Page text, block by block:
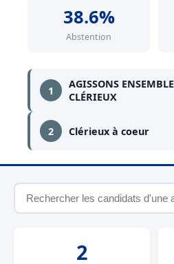
38.6%
Abstention
1
AGISSONS
CLÉRIEUX
2 Clérieux à coeur
2